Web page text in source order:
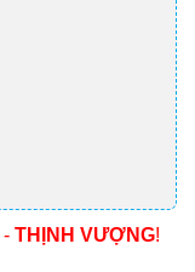
- THỊNH VƯỢNG!